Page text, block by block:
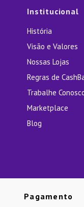
Institucional
História
Visão e Valores
Nossas Lojas
Regras de
Trabalhe
Marketplace
Blog
Pagamento